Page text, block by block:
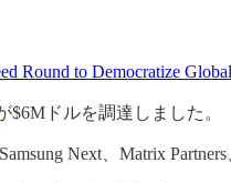
Round to Democratize
$6Mドルを調達しました。
Next、Matrix